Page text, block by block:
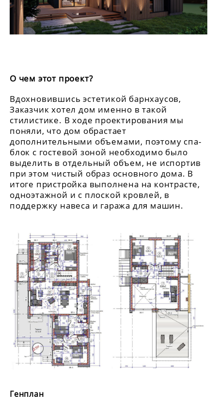
О чем этот проект?
Вдохновившись эстетикой барнхаусов,
Заказчик хотел дом именно в такой
стилистике. В ходе проектирования мы
поняли, что дом обрастает
дополнительными объемами, поэтому спа-
блок с гостевой зоной необходимо было
выделить в отдельный объем, не испортив
при этом чистый образ основного дома. В
итоге пристройка выполнена на контрасте,
одноэтажной и с плоской кровлей, в
поддержку навеса и гаража для машин.
Генплан